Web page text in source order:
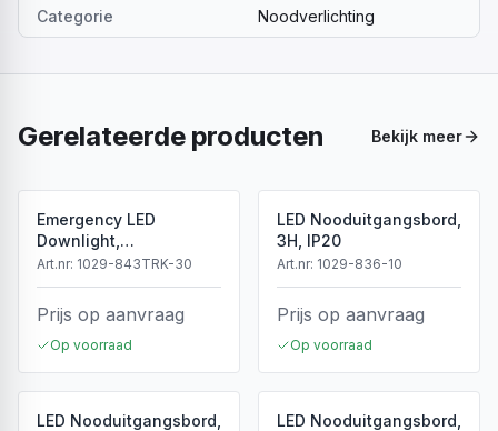
Categorie Noodverlichting
Gerelateerde producten Bekijk meer
Emergency LED
Downlight,
Spanningsrail, 6500K, 3
Uur Noodverlichting,
Zwart
Art.nr: 1029-843TRK-30
Prijs op aanvraag
Op voorraad
LED Nooduitgangsbord,
3H, IP20
Art.nr: 1029-836-10
Prijs op aanvraag
Op voorraad
LED Nooduitgangsbord,
LED Nooduitgangsbord,